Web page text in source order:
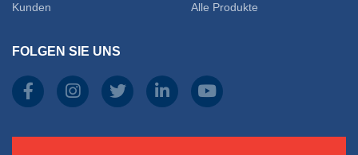
Kunden
Alle Produkte
FOLGEN SIE UNS